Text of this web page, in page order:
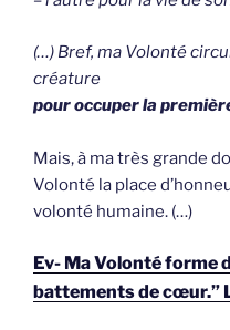
(…) Bref, ma Volonté
créature
pour occuper la
Mais, à ma très grande
Volonté la place
volonté humaine. (…)
Ev- Ma Volonté forme
battements de cœur.”